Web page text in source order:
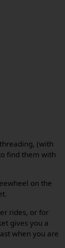
(with
find them with
on the
rides, or for
gives you a
when you are